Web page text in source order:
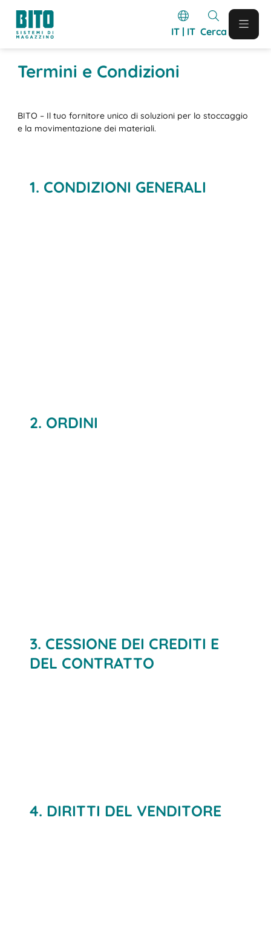
IT | IT Cerca
Termini e Condizioni
BITO – Il tuo fornitore unico di soluzioni per lo stoccaggio
e la movimentazione dei materiali.
1. CONDIZIONI GENERALI
2. ORDINI
3. CESSIONE DEI CREDITI E
DEL CONTRATTO
4. DIRITTI DEL VENDITORE